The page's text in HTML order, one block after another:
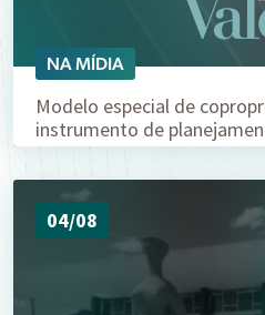
NA MÍDIA
Modelo especial de
instrumento de
04/08